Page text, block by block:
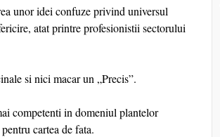
unor idei confuze privind universul
atat printre profesionistii sectorului
si nici macar un „Precis”.
competenti in domeniul plantelor
cartea de fata.